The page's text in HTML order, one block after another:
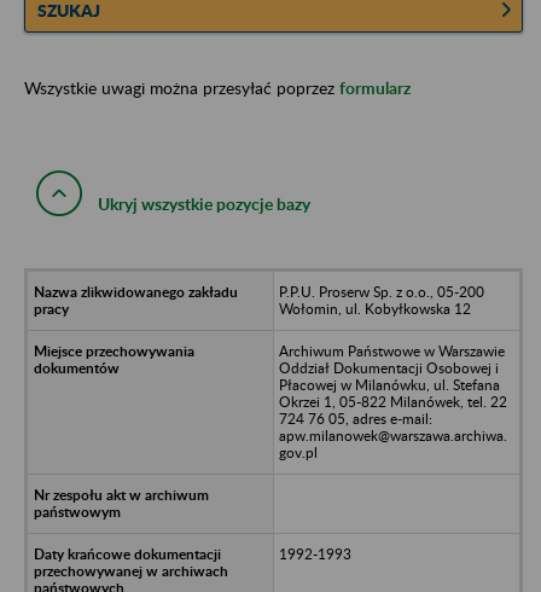
SZUKAJ
Wszystkie uwagi można przesyłać poprzez formularz
Ukryj wszystkie pozycje bazy
P.P.U. Proserw Sp. z o.o., 05-200
Wołomin, ul. Kobyłkowska 12
Archiwum Państwowe w Warszawie
Oddział Dokumentacji Osobowej i
Płacowej w Milanówku, ul. Stefana
Okrzei 1, 05-822 Milanówek, tel. 22
724 76 05, adres e-mail:
apw.milanowek@warszawa.archiwa.
gov.pl
1992-1993